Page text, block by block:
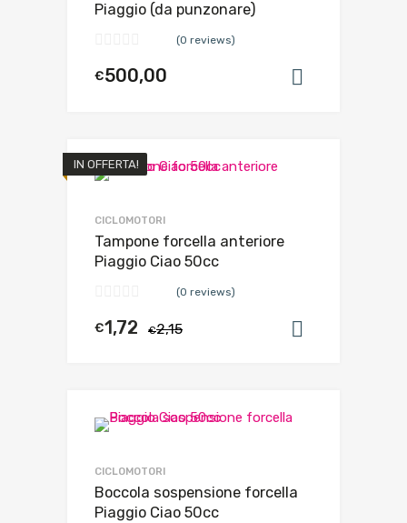
Piaggio (da punzonare)
(0 reviews)
€500,00
IN OFFERTA!
CICLOMOTORI
Tampone forcella anteriore
Piaggio Ciao 50cc
(0 reviews)
€2,15
€1,72
CICLOMOTORI
Boccola sospensione forcella
Piaggio Ciao 50cc